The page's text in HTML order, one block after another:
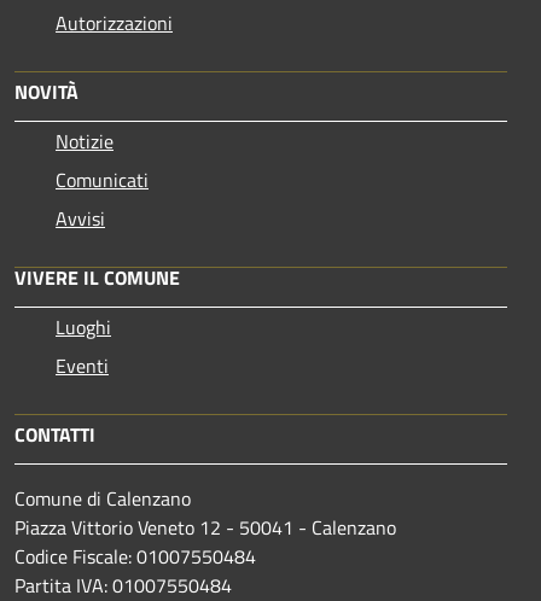
Autorizzazioni
NOVITÀ
Notizie
Comunicati
Avvisi
VIVERE IL COMUNE
Luoghi
Eventi
CONTATTI
Comune di Calenzano
Piazza Vittorio Veneto 12 - 50041 - Calenzano
Codice Fiscale: 01007550484
Partita IVA: 01007550484